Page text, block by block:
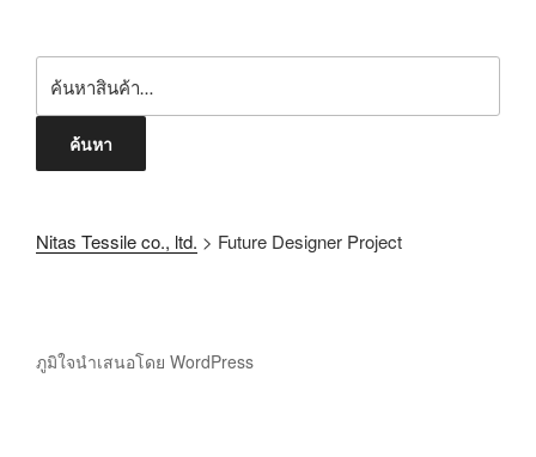
ค้นหา
Nitas Tessile co., ltd. > Future Designer Project
ภูมิใจนำเสนอโดย WordPress